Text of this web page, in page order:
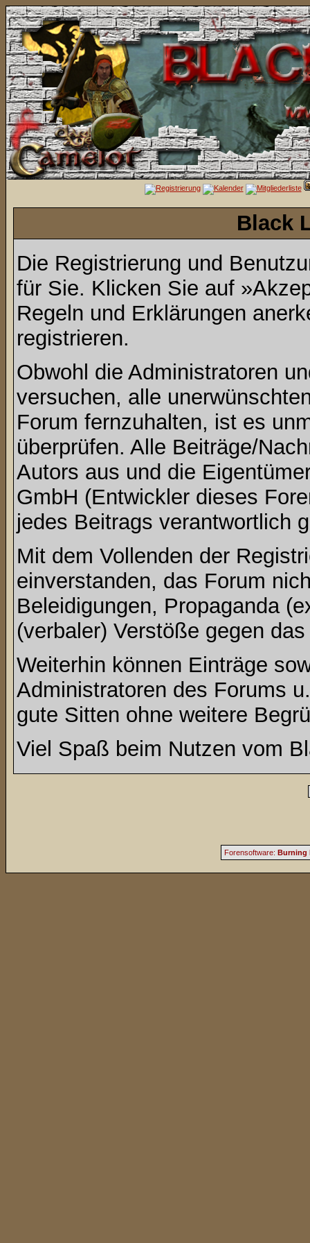
Black
Die Registrierung und
für Sie. Klicken Sie auf
Regeln und Erklärungen
registrieren.
Obwohl die Administratoren
versuchen, alle
Forum fernzuhalten, ist es
überprüfen. Alle Beiträge/
Autors aus und die
GmbH (Entwickler dieses
jedes Beitrags verantwortlich
Mit dem Vollenden der
einverstanden, das Forum
Beleidigungen, Propaganda
(verbaler) Verstöße gegen
Weiterhin können Einträge
Administratoren des Forums
gute Sitten ohne weitere
Viel Spaß beim Nutzen vom
Forensoftware: Burning